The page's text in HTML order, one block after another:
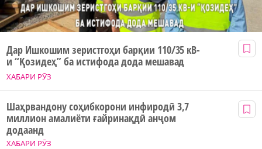
ХАБАРИ РӮЗ
Дар Ишкошим зеристгоҳи барқии 110/35 кВ-
и “Қозидеҳ” ба истифода дода мешавад
ХАБАРИ РӮЗ
Шаҳрвандону соҳибкорони инфиродӣ 3,7
миллион амалиёти ғайринақдӣ анҷом
додаанд